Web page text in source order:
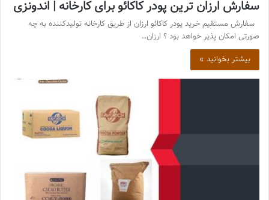
سفارش ارزان ترین پودر کاکائو برای کارخانه | اندونزی
سفارش مستقیم خرید پودر کاکائو ارزان از طریق کارخانه تولیدکننده به چه
صورتی امکان پذیر خواهد بود ؟ ارزان…
بیشتر بخوانید »